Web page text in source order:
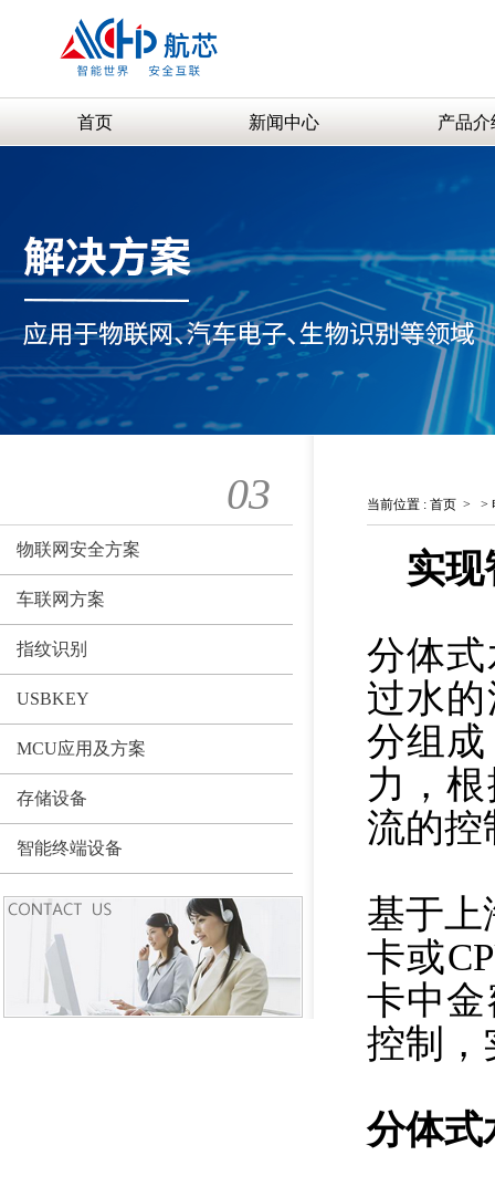
首页 新闻中心 产品介
03
物联网安全方案
车联网方案
指纹识别
USBKEY
MCU应用及方案
存储设备
智能终端设备
当前位置 : 首页 > >
实
分体
过水
分组
力，
流的控
基于上
卡或
卡中
控制，
分体式